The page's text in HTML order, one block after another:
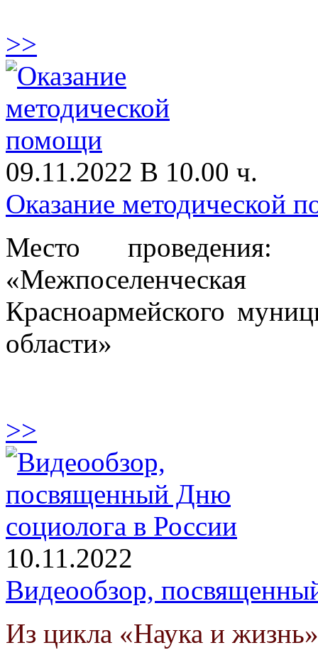
>>
09.11.2022 В 10.00 ч.
Оказание методической
Место
«Межпоселенческая
Красноармейского
области»
>>
10.11.2022
Видеообзор,
Из цикла «Наука и жизнь»